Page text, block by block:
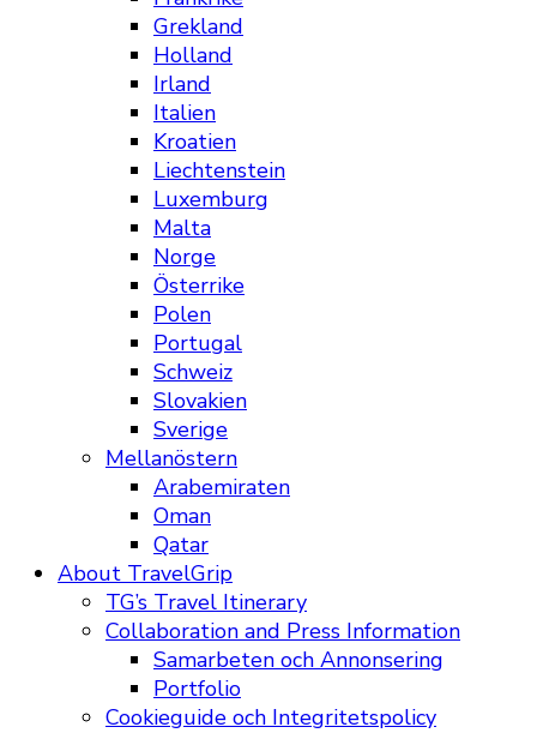
Grekland
Holland
Irland
Italien
Kroatien
Liechtenstein
Luxemburg
Malta
Norge
Österrike
Polen
Portugal
Schweiz
Slovakien
Sverige
Mellanöstern
Arabemiraten
Oman
Qatar
About TravelGrip
TG’s Travel Itinerary
Collaboration and Press Information
Samarbeten och Annonsering
Portfolio
Cookieguide och Integritetspolicy